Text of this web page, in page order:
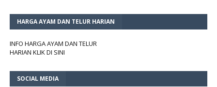
HARGA AYAM DAN TELUR HARIAN
INFO HARGA AYAM DAN TELUR
HARIAN KLIK DI SINI
SOCIAL MEDIA